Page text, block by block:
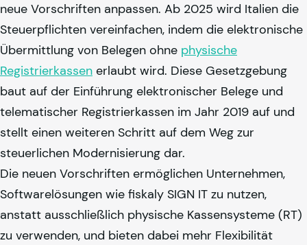
neue Vorschriften anpassen. Ab 2025 wird Italien die
Steuerpflichten vereinfachen, indem die elektronische
Übermittlung von Belegen ohne physische
Registrierkassen erlaubt wird. Diese Gesetzgebung
baut auf der Einführung elektronischer Belege und
telematischer Registrierkassen im Jahr 2019 auf und
stellt einen weiteren Schritt auf dem Weg zur
steuerlichen Modernisierung dar.
Die neuen Vorschriften ermöglichen Unternehmen,
Softwarelösungen wie fiskaly SIGN IT zu nutzen,
anstatt ausschließlich physische Kassensysteme (RT)
zu verwenden, und bieten dabei mehr Flexibilität